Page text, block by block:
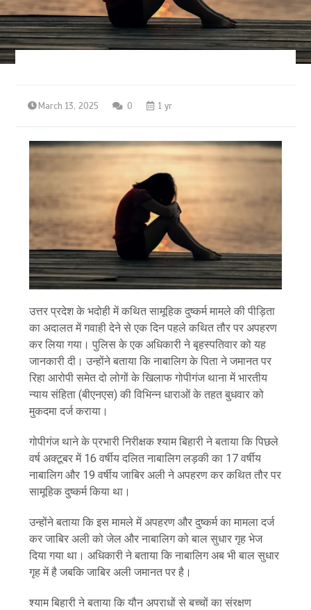
March 13, 2025 0 1 yr
उत्तर प्रदेश के भदोही में कथित सामूहिक दुष्कर्म मामले की पीड़िता
का अदालत में गवाही देने से एक दिन पहले कथित तौर पर अपहरण
कर लिया गया। पुलिस के एक अधिकारी ने बृहस्पतिवार को यह
जानकारी दी। उन्होंने बताया कि नाबालिग के पिता ने जमानत पर
रिहा आरोपी समेत दो लोगों के खिलाफ गोपीगंज थाना में भारतीय
न्याय संहिता (बीएनएस) की विभिन्न धाराओं के तहत बुधवार को
मुकदमा दर्ज कराया।
गोपीगंज थाने के प्रभारी निरीक्षक श्याम बिहारी ने बताया कि पिछले
वर्ष अक्टूबर में 16 वर्षीय दलित नाबालिग लड़की का 17 वर्षीय
नाबालिग और 19 वर्षीय जाबिर अली ने अपहरण कर कथित तौर पर
सामूहिक दुष्कर्म किया था।
उन्होंने बताया कि इस मामले में अपहरण और दुष्कर्म का मामला दर्ज
कर जाबिर अली को जेल और नाबालिग को बाल सुधार गृह भेज
दिया गया था। अधिकारी ने बताया कि नाबालिग अब भी बाल सुधार
गृह में है जबकि जाबिर अली जमानत पर है।
श्याम बिहारी ने बताया कि यौन अपराधों से बच्चों का संरक्षण